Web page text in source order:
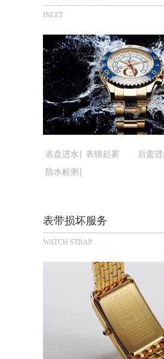
武汉市
合肥市
泉州市
青岛市
烟台市
长春市
贵阳市
昆明
海口
台州市
内蒙古
甘肃省
重庆市
黑龙江
黑龙江
黑龙江
黑龙江
INLET
表盘进水 表镜起雾 后盖
防水检测
表带损坏服务
WATCH STRAP